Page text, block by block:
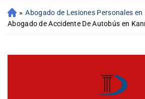
» Abogado de Lesiones Personales
Abogado de Accidente De Autobús en